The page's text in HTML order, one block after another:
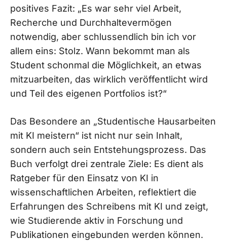
positives Fazit: „Es war sehr viel Arbeit,
Recherche und Durchhaltevermögen
notwendig, aber schlussendlich bin ich vor
allem eins: Stolz. Wann bekommt man als
Student schonmal die Möglichkeit, an etwas
mitzuarbeiten, das wirklich veröffentlicht wird
und Teil des eigenen Portfolios ist?“
Das Besondere an „Studentische Hausarbeiten
mit KI meistern“ ist nicht nur sein Inhalt,
sondern auch sein Entstehungsprozess. Das
Buch verfolgt drei zentrale Ziele: Es dient als
Ratgeber für den Einsatz von KI in
wissenschaftlichen Arbeiten, reflektiert die
Erfahrungen des Schreibens mit KI und zeigt,
wie Studierende aktiv in Forschung und
Publikationen eingebunden werden können.